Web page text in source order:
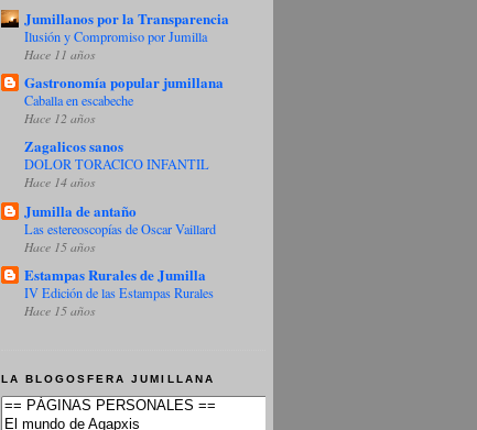
Jumillanos por la Transparencia
Ilusión y Compromiso por Jumilla
Hace 11 años
Gastronomía popular jumillana
Caballa en escabeche
Hace 12 años
Zagalicos sanos
DOLOR TORACICO INFANTIL
Hace 14 años
Jumilla de antaño
Las estereoscopías de Oscar Vaillard
Hace 15 años
Estampas Rurales de Jumilla
IV Edición de las Estampas Rurales
Hace 15 años
LA BLOGOSFERA JUMILLANA